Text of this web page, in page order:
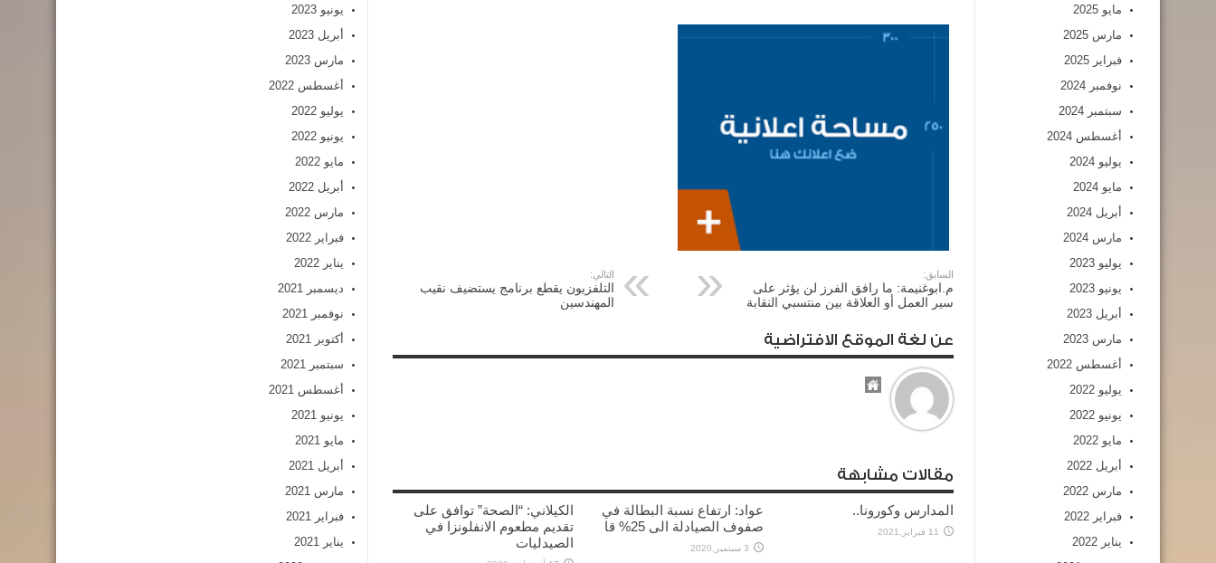
السابق:
م.ابوغنيمة: ما رافق الفرز لن يؤثر على
سير العمل أو العلاقة بين منتسبي النقابة
التالي:
التلفزيون يقطع برنامج يستضيف نقيب
المهندسين
عن لغة الموقع الافتراضية
مقالات مشابهة
المدارس وكورونا..
11 فبراير,2021
عواد: ارتفاع نسبة البطالة في
صفوف الصيادلة الى 25% قا
3 سبتمبر,2020
الكيلاني: “الصحة” توافق على
تقديم مطعوم الانفلونزا في
الصيدليات
مايو 2025
مارس 2025
فبراير 2025
نوفمبر 2024
سبتمبر 2024
أغسطس 2024
يوليو 2024
مايو 2024
أبريل 2024
مارس 2024
يوليو 2023
يونيو 2023
أبريل 2023
مارس 2023
أغسطس 2022
يوليو 2022
يونيو 2022
مايو 2022
أبريل 2022
مارس 2022
فبراير 2022
يناير 2022
يونيو 2023
أبريل 2023
مارس 2023
أغسطس 2022
يوليو 2022
يونيو 2022
مايو 2022
أبريل 2022
مارس 2022
فبراير 2022
يناير 2022
ديسمبر 2021
نوفمبر 2021
أكتوبر 2021
سبتمبر 2021
أغسطس 2021
يونيو 2021
مايو 2021
أبريل 2021
مارس 2021
فبراير 2021
يناير 2021